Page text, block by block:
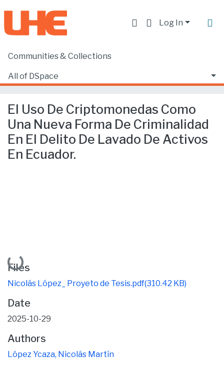
Log In
Communities & Collections
All of DSpace
Home
Facultad de Derecho
El Uso De Criptomonedas Como Una Nueva Forma De Criminalidad En El Delito De Lavado De Activos En Ecuador.
El Uso De Criptomonedas Como
Una Nueva Forma De Criminalidad
En El Delito De Lavado De Activos
En Ecuador.
Loading...
Files
Nicolás López_ Proyeto de Tesis.pdf(310.42 KB)
Date
2025-10-29
Authors
López Ycaza, Nicolás Martín